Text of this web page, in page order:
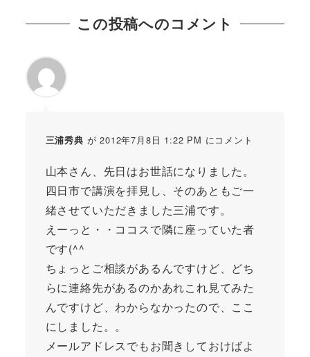
この投稿へのコメント
三浦秀典 が 2012年7月8日 1:22 PM にコメント
山本さん、先日はお世話になりました。
四日市で講演を拝見し、そのあともご一
緒させていただきました三浦です。
えーっと・・ココスで隣に座っていた者
です(^^ゞ
ちょっとご相談があるんですけど、どち
らに連絡先があるのかあれこれ見てみた
んですけど、わからなかったので、ここ
にしました。。
メールアドレスでもお聞きしておけばよ